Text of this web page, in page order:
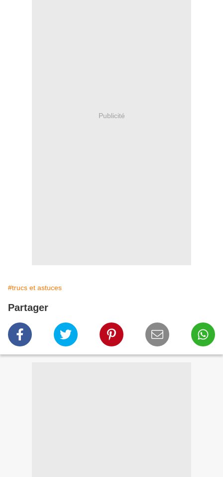
Publicité
#trucs et astuces
Partager